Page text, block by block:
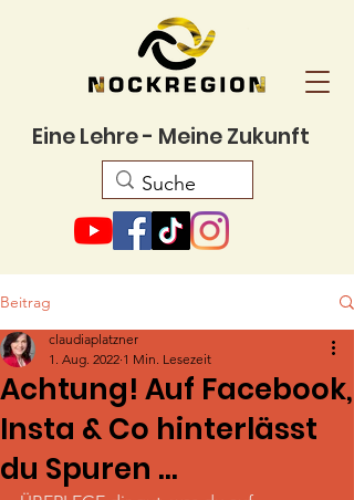
Eine Lehre - Meine Zukunft
Beitrag
Achtung! Auf Facebook,
Insta & Co hinterlässt
du Spuren ...
claudiaplatzner
1. Aug. 2022 1 Min. Lesezeit